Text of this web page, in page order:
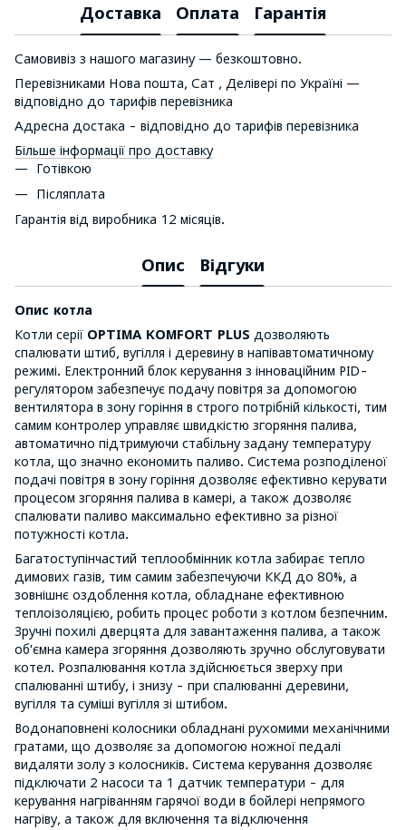
Доставка Оплата Гарантія
Самовивіз з нашого магазину — безкоштовно.
Перевізниками Нова пошта, Сат , Делівері по Україні —
відповідно до тарифів перевізника
Адресна достака - відповідно до тарифів перевізника
Більше інформації про доставку
Готівкою
Післяплата
Гарантія від виробника 12 місяців.
Опис Відгуки
Опис котла
Котли серії OPTIMA KOMFORT PLUS дозволяють
спалювати штиб, вугілля і деревину в напівавтоматичному
режимі. Електронний блок керування з інноваційним PID-
регулятором забезпечує подачу повітря за допомогою
вентилятора в зону горіння в строго потрібній кількості, тим
самим контролер управляє швидкістю згоряння палива,
автоматично підтримуючи стабільну задану температуру
котла, що значно економить паливо. Система розподіленої
подачі повітря в зону горіння дозволяє ефективно керувати
процесом згоряння палива в камері, а також дозволяє
спалювати паливо максимально ефективно за різної
потужності котла.
Багатоступінчастий теплообмінник котла забирає тепло
димових газів, тим самим забезпечуючи ККД до 80%, а
зовнішнє оздоблення котла, обладнане ефективною
теплоізоляцією, робить процес роботи з котлом безпечним.
Зручні похилі дверцята для завантаження палива, а також
об'ємна камера згоряння дозволяють зручно обслуговувати
котел. Розпалювання котла здійснюється зверху при
спалюванні штибу, і знизу - при спалюванні деревини,
вугілля та суміші вугілля зі штибом.
Водонаповнені колосники обладнані рухомими механічними
гратами, що дозволяє за допомогою ножної педалі
видаляти золу з колосників. Система керування дозволяє
підключати 2 насоси та 1 датчик температури - для
керування нагріванням гарячої води в бойлері непрямого
нагріву, а також для включення та відключення